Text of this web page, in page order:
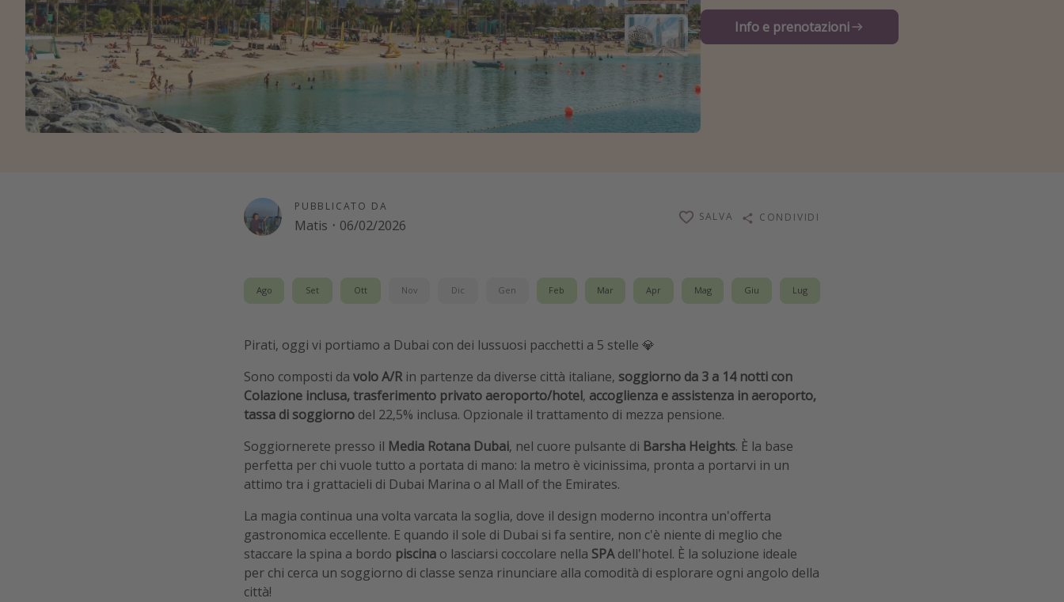
Info e prenotazioni
PUBBLICATO DA
Matis · 06/02/2026
SALVA CONDIVIDI
Ago Set Ott Nov Dic Gen Feb Mar Apr Mag Giu Lug
Pirati, oggi vi portiamo a Dubai con dei lussuosi pacchetti a 5 stelle 💎
Sono composti da voloA/Rin partenze da diverse città italiane, soggiorno da 3 a 14 notti con
Colazione inclusa, trasferimento privato aeroporto/hotel, accoglienza e assistenza in aeroporto,
tassa di soggiorno del 22,5% inclusa. Opzionale il trattamento di mezza pensione.
Soggiornerete presso il Media Rotana Dubai, nel cuore pulsante di Barsha Heights. È la base
perfetta per chi vuole tutto a portata di mano: la metro è vicinissima, pronta a portarvi in un
attimo tra i grattacieli di Dubai Marina o al Mall of the Emirates.
La magia continua una volta varcata la soglia, dove il design moderno incontra un'offerta
gastronomica eccellente. E quando il sole di Dubai si fa sentire, non c'è niente di meglio che
staccare la spina a bordo piscina o lasciarsi coccolare nella SPAdell'hotel. È la soluzione ideale
per chi cerca un soggiorno di classe senza rinunciare alla comodità di esplorare ogni angolo della
città!